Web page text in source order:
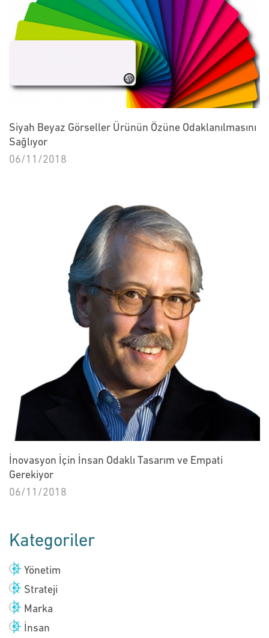
Siyah Beyaz Görseller Ürünün Özüne Odaklanılmasını
Sağlıyor
06/11/2018
İnovasyon İçin İnsan Odaklı Tasarım ve Empati
Gerekiyor
06/11/2018
Kategoriler
Yönetim
Strateji
Marka
İnsan